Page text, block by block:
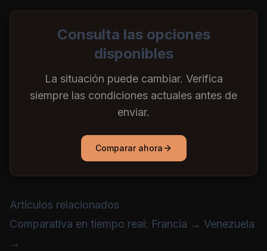
Consulta las opciones
disponibles
La situación puede cambiar. Verifica
siempre las condiciones actuales antes de
enviar.
Comparar ahora
Artículos relacionados
Comparativa en tiempo real: Francia → Venezuela
→